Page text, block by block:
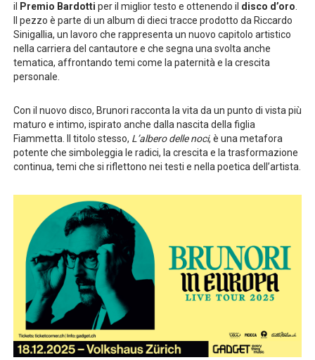
il
Premio Bardotti per il miglior testo e ottenendo il disco d’oro
Il pezzo è parte di un album di dieci tracce prodotto da Riccardo
Sinigallia, un lavoro che rappresenta un nuovo capitolo artistico
nella carriera del cantautore e che segna una svolta anche
tematica, affrontando temi come la paternità e la crescita
personale.
Con il nuovo disco, Brunori racconta la vita da un punto di vista più
maturo e intimo, ispirato anche dalla nascita della figlia
Fiammetta. Il titolo stesso, L’albero delle noci, è una metafora
potente che simboleggia le radici, la crescita e la trasformazione
continua, temi che si riflettono nei testi e nella poetica dell’artista.